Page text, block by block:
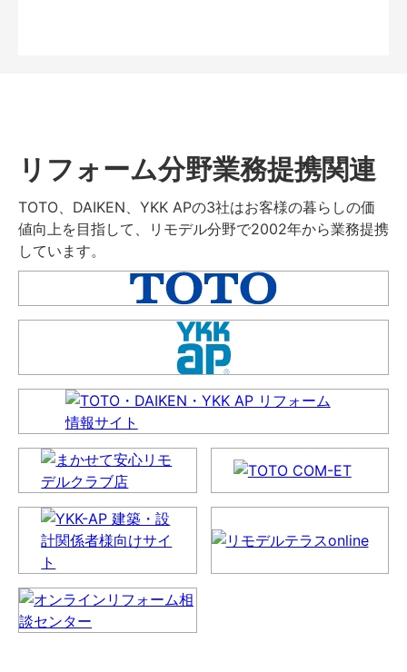
リフォーム分野業務提携関連
TOTO、DAIKEN、YKK APの3社はお客様の暮らしの価
値向上を目指して、リモデル分野で2002年から業務提携
しています。